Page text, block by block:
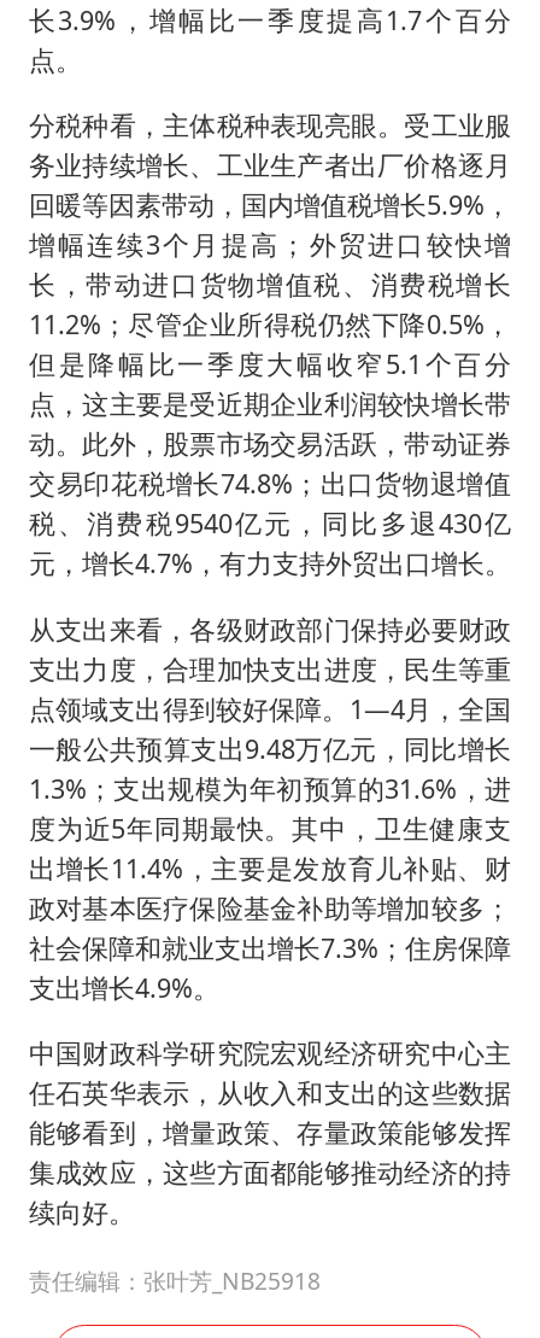
长3.9%，增幅比一季度提高1.7个百分
点。
分税种看，主体税种表现亮眼。受工业服
务业持续增长、工业生产者出厂价格逐月
回暖等因素带动，国内增值税增长5.9%，
增幅连续3个月提高；外贸进口较快增
长，带动进口货物增值税、消费税增长
11.2%；尽管企业所得税仍然下降0.5%，
但是降幅比一季度大幅收窄5.1个百分
点，这主要是受近期企业利润较快增长带
动。此外，股票市场交易活跃，带动证券
交易印花税增长74.8%；出口货物退增值
税、消费税9540亿元，同比多退430亿
元，增长4.7%，有力支持外贸出口增长。
从支出来看，各级财政部门保持必要财政
支出力度，合理加快支出进度，民生等重
点领域支出得到较好保障。1—4月，全国
一般公共预算支出9.48万亿元，同比增长
1.3%；支出规模为年初预算的31.6%，进
度为近5年同期最快。其中，卫生健康支
出增长11.4%，主要是发放育儿补贴、财
政对基本医疗保险基金补助等增加较多；
社会保障和就业支出增长7.3%；住房保障
支出增长4.9%。
中国财政科学研究院宏观经济研究中心主
任石英华表示，从收入和支出的这些数据
能够看到，增量政策、存量政策能够发挥
集成效应，这些方面都能够推动经济的持
续向好。
责任编辑：张叶芳_NB25918